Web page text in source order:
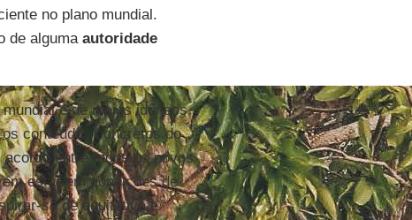
no plano mundial.
de alguma autoridade
e de meios idôneos
conteúdos concretos do
entre todos os povos
estar em condições de
se de equitativa e